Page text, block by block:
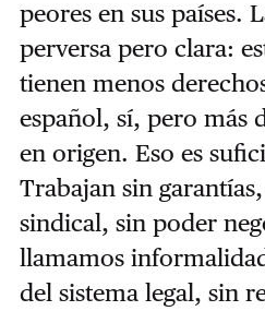
peores en sus países.
perversa pero clara:
tienen menos
español, sí, pero más
en origen. Eso es
Trabajan sin
sindical, sin poder
llamamos
del sistema legal, sin